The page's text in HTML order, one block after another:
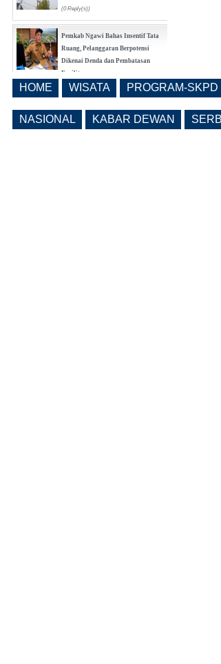
(0 Reply(s))
Pemkab Ngawi Bahas Insentif Tata
Ruang, Pelanggaran Berpotensi
Dikenai Denda dan Pembatasan
Fasilitas
APBD Tiga Besar Jatim
HOME WISATA PROGRAM-SKPD
NASIONAL KABAR DEWAN